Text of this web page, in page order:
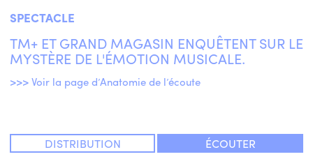
SPECTACLE
TM+ ET GRAND MAGASIN ENQUÊTENT SUR LE
MYSTÈRE DE L'ÉMOTION MUSICALE.
>>> Voir la page d’Anatomie de l’écoute
DISTRIBUTION ÉCOUTER